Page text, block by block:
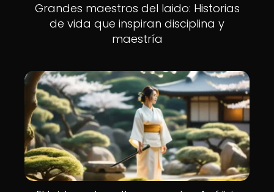
Grandes maestros del Iaido: Historias
de vida que inspiran disciplina y
maestría